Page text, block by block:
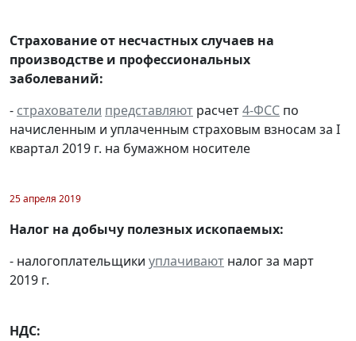
Страхование от несчастных случаев на
производстве и профессиональных
заболеваний:
- страхователи представляют расчет4-ФСС по
начисленным и уплаченным страховым взносам за I
квартал 2019 г. на бумажном носителе
25 апреля 2019
Налог на добычу полезных ископаемых:
- налогоплательщики уплачивают налог за март
2019 г.
НДС: